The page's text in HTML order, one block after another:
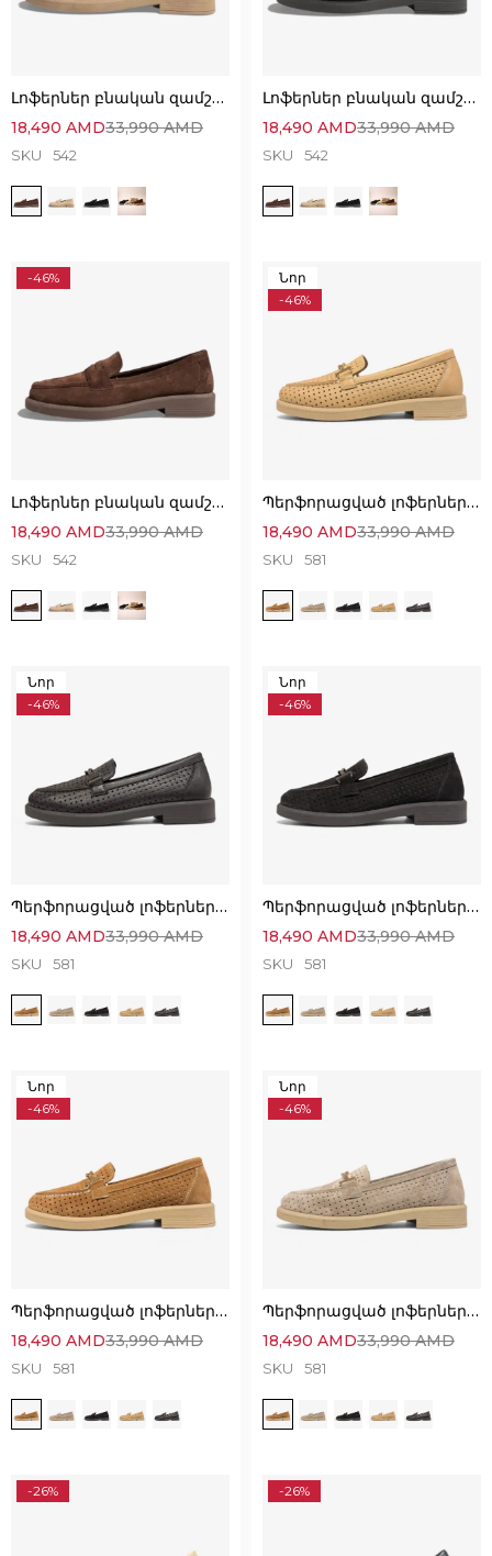
Լոֆերներ բնական զամշից՝ Կատարյալ Հարմարավետ
33,990AMD
18,490 AMD
SKU 542
Լոֆերներ բնական զամշից՝ Կատարյալ Հարմարավետ
33,990AMD
18,490 AMD
SKU 542
-46%
Լոֆերներ բնական զամշից՝ Կատարյալ Հարմարավետ
33,990AMD
18,490 AMD
SKU 542
Նոր
-46%
Պերֆորացված լոֆերներ՝ անզուգական հարմարավետ ընտրություն
33,990AMD
18,490 AMD
SKU 581
Նոր
-46%
Պերֆորացված լոֆերներ՝ անզուգական հարմարավետ ընտրություն
33,990AMD
18,490 AMD
SKU 581
Նոր
-46%
Պերֆորացված լոֆերներ՝ անզուգական հարմարավետ ընտրություն
33,990AMD
18,490 AMD
SKU 581
Նոր
-46%
Պերֆորացված լոֆերներ՝ անզուգական հարմարավետ ընտրություն
33,990AMD
18,490 AMD
SKU 581
Նոր
-46%
Պերֆորացված լոֆերներ՝ անզուգական հարմարավետ ընտրություն
33,990AMD
18,490 AMD
SKU 581
-26% -26%